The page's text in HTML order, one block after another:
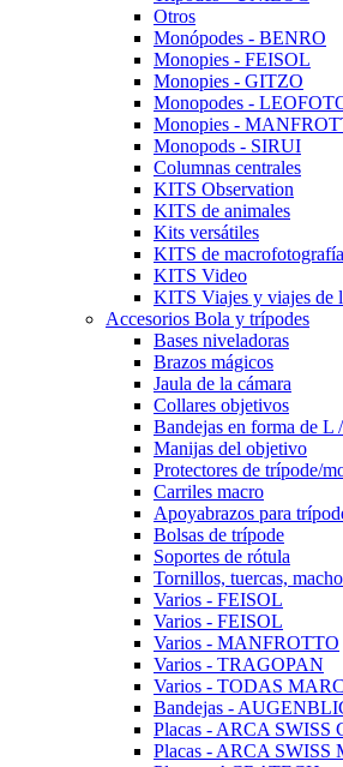
Otros
Monópodes - BENRO
Monopies - FEISOL
Monopies - GITZO
Monopodes -
Monopies -
Monopods - SIRUI
Columnas centrales
KITS Observation
KITS de animales
Kits versátiles
KITS de macrofotografía
KITS Video
KITS Viajes y viajes de
Accesorios Bola y trípodes
Bases niveladoras
Brazos mágicos
Jaula de la cámara
Collares objetivos
Bandejas en forma de L
Manijas del objetivo
Protectores de trípode/
Carriles macro
Apoyabrazos para
Bolsas de trípode
Soportes de rótula
Tornillos, tuercas,
Varios - FEISOL
Varios - FEISOL
Varios - MANFROTTO
Varios - TRAGOPAN
Varios - TODAS
Bandejas -
Placas - ARCA SWISS
Placas - ARCA SWISS